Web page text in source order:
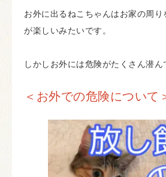
お外に出るねこちゃんはお家の周
が楽しいみたいです。
しかしお外には危険がたくさん潜ん
＜お外での危険について